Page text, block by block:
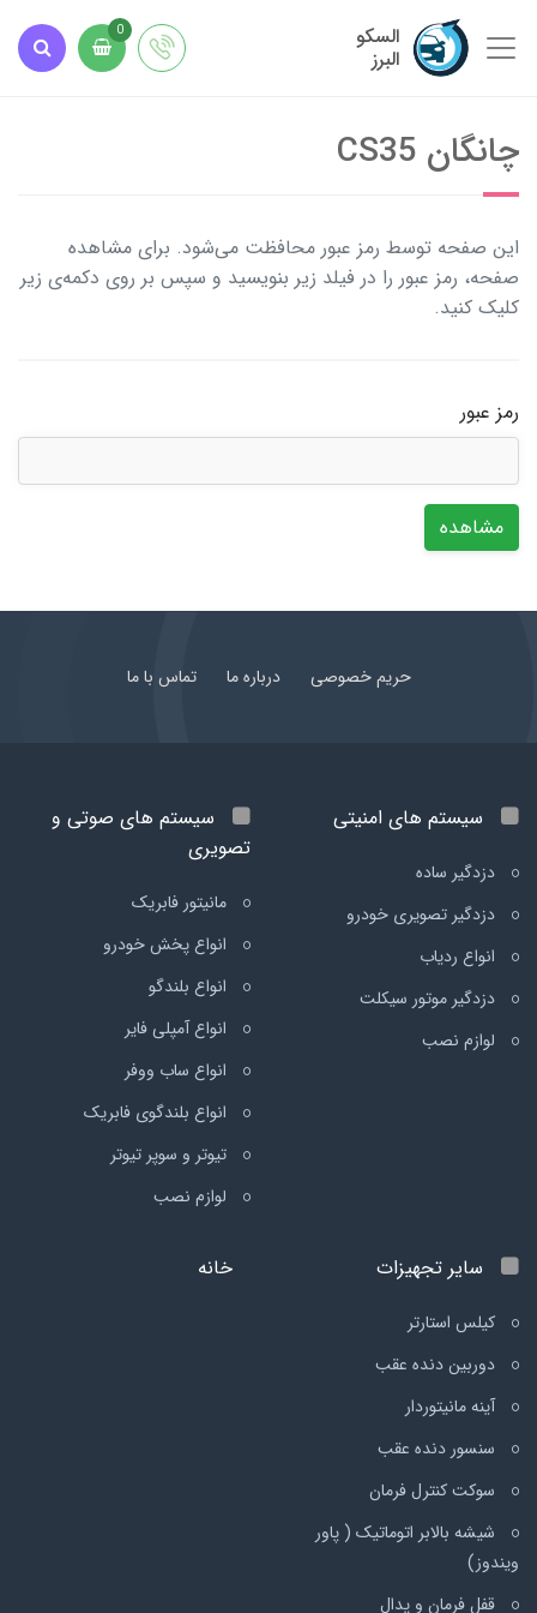
السکو
البرز
0
چانگان CS35
این صفحه توسط رمز عبور محافظت می‌شود. برای مشاهده
صفحه، رمز عبور را در فیلد زیر بنویسید و سپس بر روی دکمه‌ی زیر
کلیک کنید.
رمز عبور
مشاهده
حریم خصوصی درباره ما تماس با ما
سیستم های امنیتی
دزدگیر ساده
دزدگیر تصویری خودرو
انواع ردیاب
دزدگیر موتور سیکلت
لوازم نصب
سیستم های صوتی و
تصویری
مانیتور فابریک
انواع پخش خودرو
انواع بلندگو
انواع آمپلی فایر
انواع ساب ووفر
انواع بلندگوی فابریک
تیوتر و سوپر تیوتر
لوازم نصب
سایر تجهیزات
کیلس استارتر
دوربین دنده عقب
آینه مانیتوردار
سنسور دنده عقب
سوکت کنترل فرمان
شیشه بالابر اتوماتیک ( پاور
ویندوز)
قفل فرمان و پدال
خانه